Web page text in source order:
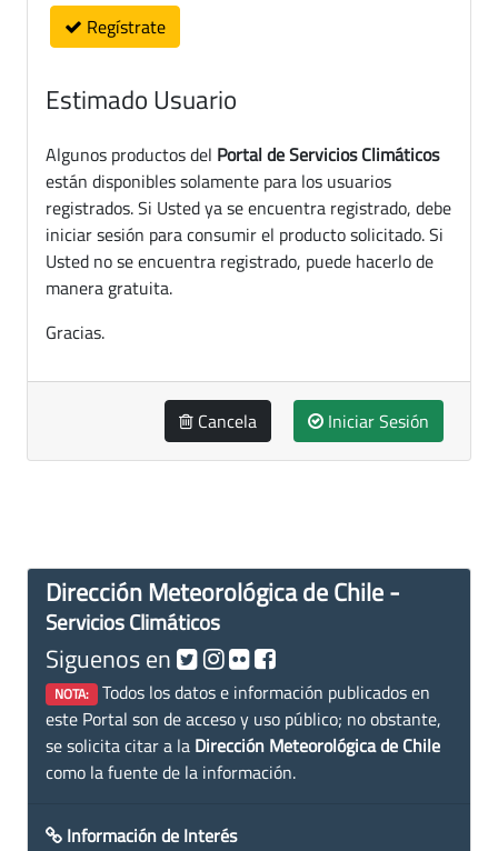
Regístrate
Estimado Usuario
Algunos productos del Portal de Servicios Climáticos
están disponibles solamente para los usuarios
registrados. Si Usted ya se encuentra registrado, debe
iniciar sesión para consumir el producto solicitado. Si
Usted no se encuentra registrado, puede hacerlo de
manera gratuita.
Gracias.
Cancela Iniciar Sesión
Dirección Meteorológica de Chile -
Servicios Climáticos
Siguenos en
NOTA: Todos los datos e información publicados en
este Portal son de acceso y uso público; no obstante,
se solicita citar a la Dirección Meteorológica de Chile
como la fuente de la información.
Información de Interés